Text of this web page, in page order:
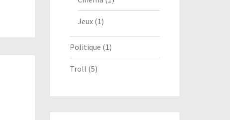
Jeux(1)
Politique (1)
Troll (5)